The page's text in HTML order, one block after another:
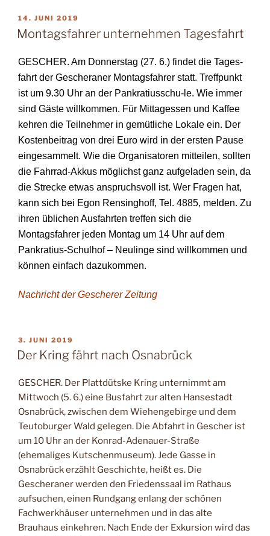
VERÖFFENTLICHT
AM
14. JUNI 2019
Montagsfahrer unternehmen Tagesfahrt
GESCHER. Am Donnerstag (27. 6.) findet die Tages­
fahrt der Gescheraner Montagsfahrer statt. Treffpunkt
ist um 9.30 Uhr an der Pankratiusschu-le. Wie immer
sind Gäste willkommen. Für Mit­tagessen und Kaffee
keh­ren die Teilnehmer in gemütliche Lokale ein. Der
Kostenbeitrag von drei Euro wird in der ersten Pause
eingesammelt. Wie die Organisatoren mitteilen, sollten
die Fahrrad-Akkus möglichst ganz aufgeladen sein, da
die Strecke etwas an­spruchsvoll ist. Wer Fra­gen hat,
kann sich bei Egon Rensinghoff, Tel. 4885, melden. Zu
ihren üblichen Ausfahrten treffen sich die
Montagsfahrer jeden Montag um 14 Uhr auf dem
Pankratius-Schulhof – Neulinge sind will­kommen und
können ein­fach dazukommen.
Nachricht der Gescherer Zeitung
VERÖFFENTLICHT
AM
3. JUNI 2019
Der Kring fährt nach Osnabrück
GESCHER. Der Plattdütske Kring unternimmt am
Mittwoch (5. 6.) eine Busfahrt zur alten Hansestadt
Osnabrück, zwischen dem Wiehengebirge und dem
Teutoburger Wald gelegen. Die Abfahrt in Gescher ist
um 10 Uhr an der Konrad-Adenauer-Straße
(ehemaliges Kutschenmuseum). Jede Gasse in
Osnabrück erzählt Geschichte, heißt es. Die
Gescheraner werden den Friedenssaal im Rathaus
aufsuchen, einen Rundgang enlang der schönen
Fachwerkhäuser unternehmen und in das alte
Brauhaus einkehren. Nach Ende der Exkursion wird das